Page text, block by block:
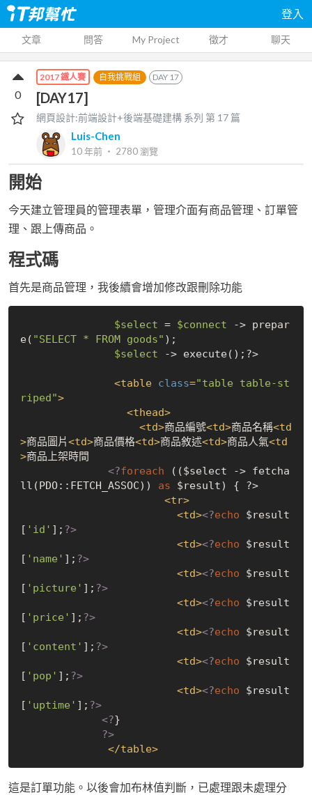
登入
文章 問答 My Project 徵才 聊天
2017 鐵人賽 自我挑戰組 DAY 17
[DAY17]
網頁設計:前端設計+後端基礎建構 系列 第 17 篇
Luis-Chen
10 年前 ‧ 2780瀏覽
0
開始
今天建立管理員的管理表單，管理介面有商品管理、訂單管
理、跟上傳商品。
程式碼
首先是商品管理，我後續會增加修改跟刪除功能
$select = $connect -> prepar
e( "SELECT * FROM goods" );
$select -> execute();?>
<table class="table table-st
riped">
<thead>
<td>商品編號<td>商品名稱<td
>商品圖片<td>商品價格<td>商品敘述<td>商品人氣<td
>商品上架時間
<?foreach (($select -> fetcha
ll(PDO::FETCH_ASSOC)) as $result) { ?>
<tr>
<td><?echo $result
[ 'id' ]; ?>
<td><?echo $result
[ 'name' ]; ?>
<td><?echo $result
[ 'picture' ]; ?>
<td><?echo $result
[ 'price' ]; ?>
<td><?echo $result
[ 'content' ]; ?>
<td><?echo $result
[ 'pop' ]; ?>
<td><?echo $result
[ 'uptime' ]; ?>
<?}
?>
</table>
這是訂單功能。以後會加布林值判斷，已處理跟未處理分